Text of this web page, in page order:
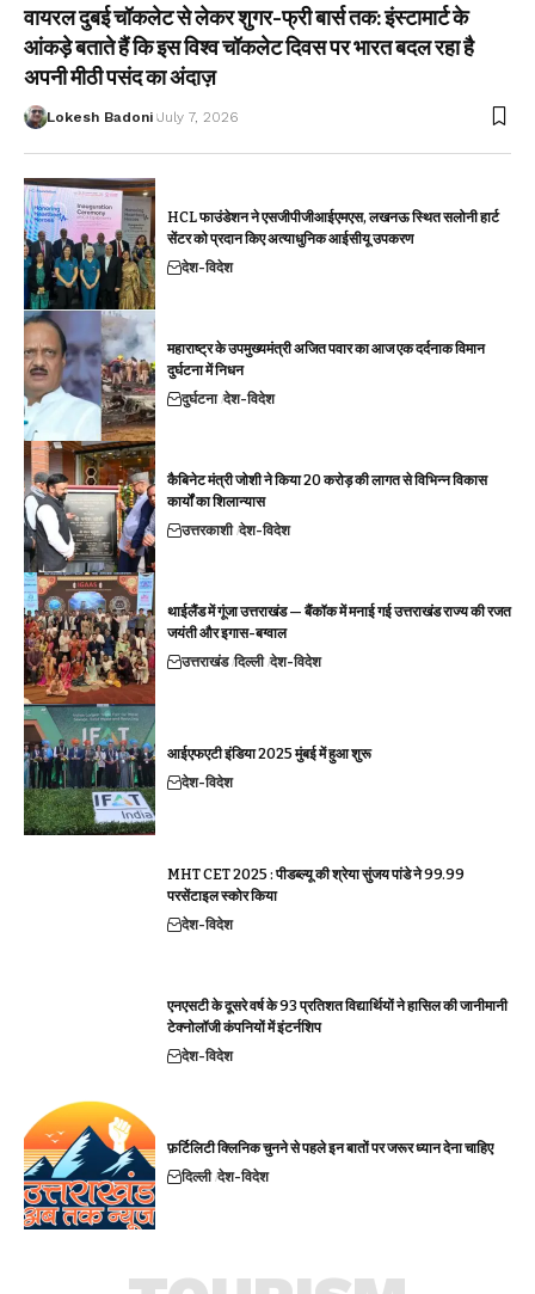
वायरल दुबई चॉकलेट से लेकर शुगर-फ्री बार्स तक: इंस्टामार्ट के
आंकड़े बताते हैं कि इस विश्व चॉकलेट दिवस पर भारत बदल रहा है
अपनी मीठी पसंद का अंदाज़
Lokesh Badoni July 7, 2026
HCL फाउंडेशन ने एसजीपीजीआईएमएस, लखनऊ स्थित सलोनी हार्ट
सेंटर को प्रदान किए अत्याधुनिक आईसीयू उपकरण
देश-विदेश
महाराष्ट्र के उपमुख्यमंत्री अजित पवार का आज एक दर्दनाक विमान
दुर्घटना में निधन
दुर्घटना देश-विदेश
कैबिनेट मंत्री जोशी ने किया 20 करोड़ की लागत से विभिन्न विकास
कार्यों का शिलान्यास
उत्तरकाशी देश-विदेश
थाईलैंड में गूंजा उत्तराखंड — बैंकॉक में मनाई गई उत्तराखंड राज्य की रजत
जयंती और इगास-बग्वाल
उत्तराखंड दिल्ली देश-विदेश
आईएफएटी इंडिया 2025 मुंबई में हुआ शुरू
देश-विदेश
MHT CET 2025 : पीडब्ल्यू की श्रेया सुंजय पांडे ने 99.99
परसेंटाइल स्कोर किया
देश-विदेश
एनएसटी के दूसरे वर्ष के 93 प्रतिशत विद्यार्थियों ने हासिल की जानीमानी
टेक्नोलॉजी कंपनियों में इंटर्नशिप
देश-विदेश
फ़र्टिलिटी क्लिनिक चुनने से पहले इन बातों पर जरूर ध्यान देना चाहिए
दिल्ली देश-विदेश